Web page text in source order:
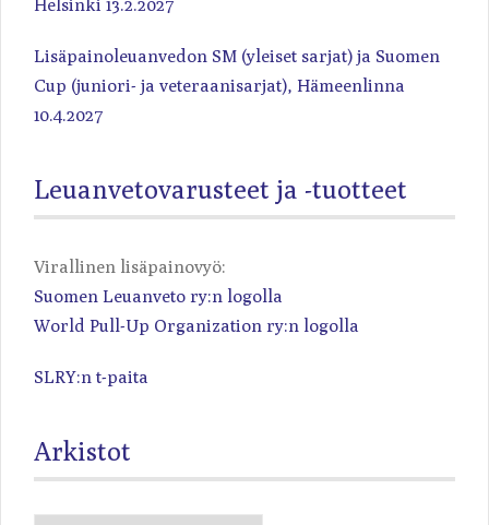
Helsinki 13.2.2027
Lisäpainoleuanvedon SM (yleiset sarjat) ja Suomen
Cup (juniori- ja veteraanisarjat), Hämeenlinna
10.4.2027
Leuanvetovarusteet ja -tuotteet
Virallinen lisäpainovyö:
Suomen Leuanveto ry:n logolla
World Pull-Up Organization ry:n logolla
SLRY:n t-paita
Arkistot